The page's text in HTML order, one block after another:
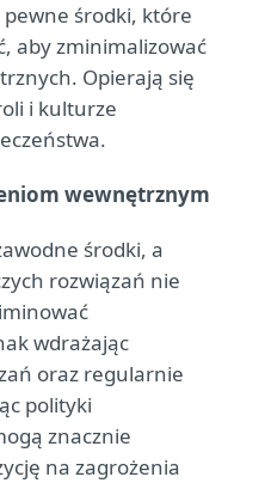
środki, które
aby zminimalizować
Opierają się
i kulturze
wewnętrznym
środki, a
rozwiązań nie
wdrażając
oraz regularnie
polityki
znacznie
na zagrożenia